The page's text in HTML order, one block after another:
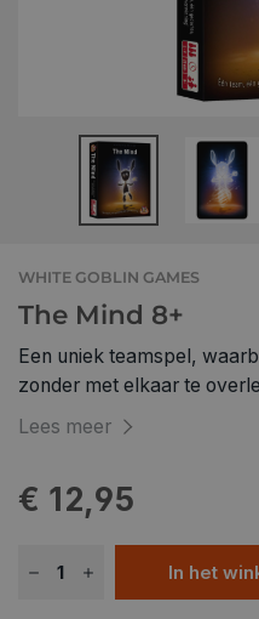
WHITE GOBLIN GAMES
The Mind 8+
Een uniek teamspel,
zonder met elkaar te
volgorde uit, zonder de
anders zal ervaren.
Lees meer
€ 12,95
In het